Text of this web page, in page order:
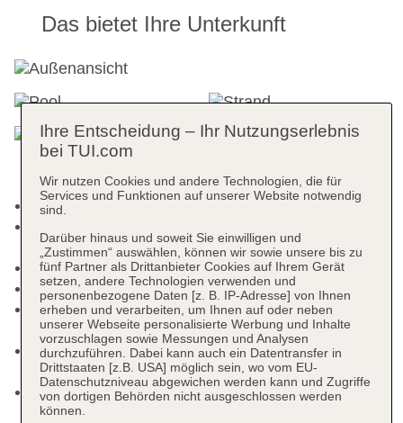
Das bietet Ihre Unterkunft
Hoteleröffnung: 2024
englisch, französisch
Gartenanlage, Sonnenterrasse
Pools: 5
Pool: Outdoor, Liegen: ohne Gebühr,
Sonnenschirme: ohne Gebühr
Pool: Outdoor, Liegen: ohne Gebühr,
Sonnenschirme: ohne Gebühr
Pool „Pool mit Swim Up Bar (Bar ab 18 Jahren)“:
Outdoor, Liegen: ohne Gebühr, Sonnenschirme:
Ihre Entscheidung – Ihr Nutzungserlebnis
bei TUI.com
Wir nutzen Cookies und andere Technologien, die für
Services und Funktionen auf unserer Website notwendig
sind.
Darüber hinaus und soweit Sie einwilligen und
„Zustimmen“ auswählen, können wir sowie unsere bis zu
fünf Partner als Drittanbieter Cookies auf Ihrem Gerät
setzen, andere Technologien verwenden und
personenbezogene Daten [z. B. IP-Adresse] von Ihnen
erheben und verarbeiten, um Ihnen auf oder neben
unserer Webseite personalisierte Werbung und Inhalte
vorzuschlagen sowie Messungen und Analysen
durchzuführen. Dabei kann auch ein Datentransfer in
Drittstaaten [z.B. USA] möglich sein, wo vom EU-
Datenschutzniveau abgewichen werden kann und Zugriffe
von dortigen Behörden nicht ausgeschlossen werden
können.